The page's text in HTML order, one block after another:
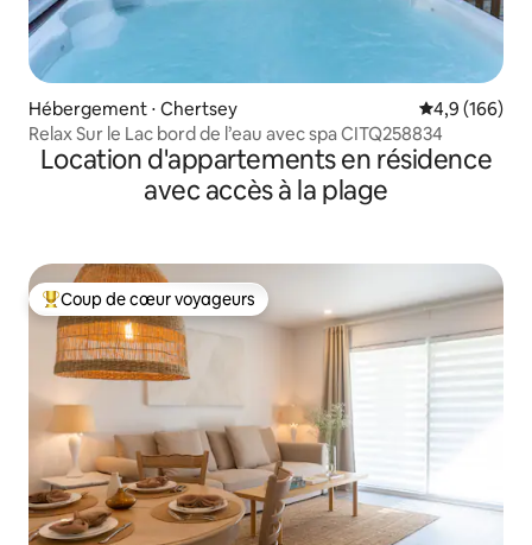
Hébergement ⋅ Chertsey Évaluation
4,9 (166)
Relax Sur le Lac bord de l’eau avec spa CITQ258834
Location d'appartements en résidence
avec accès à la plage
Coups de cœur voyageurs les plus appréciés
Coup de cœur voyageurs